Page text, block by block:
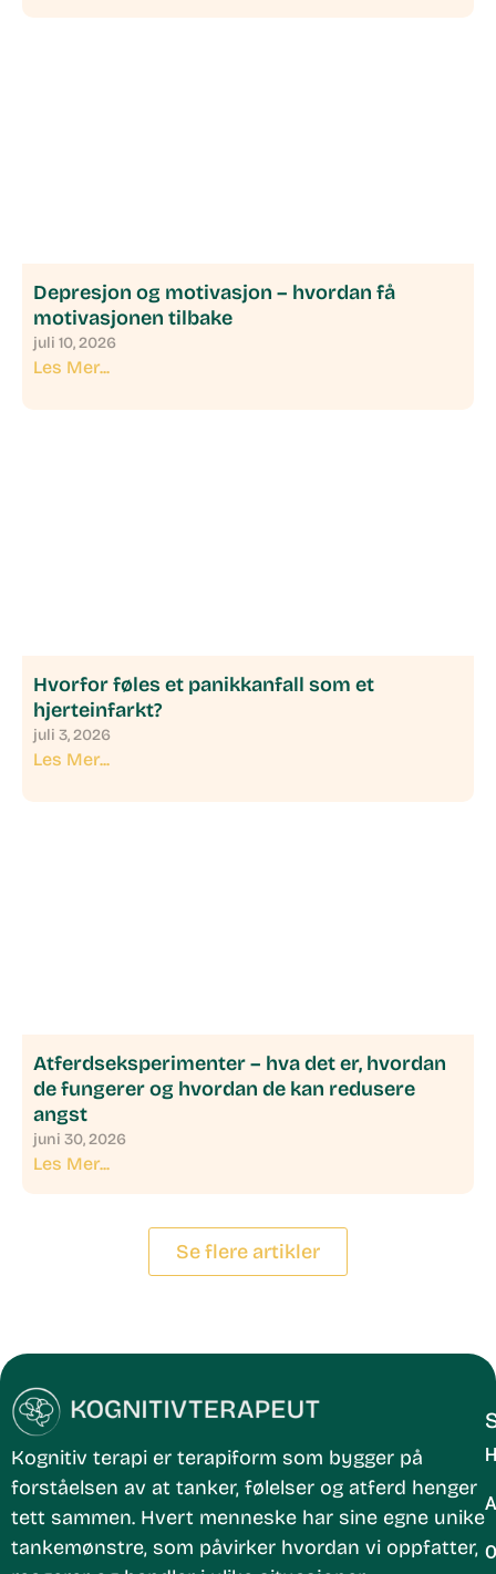
Depresjon og motivasjon – hvordan få
motivasjonen tilbake
juli 10, 2026
Les Mer...
Hvorfor føles et panikkanfall som et
hjerteinfarkt?
juli 3, 2026
Les Mer...
Atferdseksperimenter – hva det er, hvordan
de fungerer og hvordan de kan redusere
angst
juni 30, 2026
Les Mer...
Se flere artikler
Kognitiv terapi er terapiform som bygger på
forståelsen av at tanker, følelser og atferd henger
tett sammen. Hvert menneske har sine egne unike
tankemønstre, som påvirker hvordan vi oppfatter,
Behandle ditt samtykke